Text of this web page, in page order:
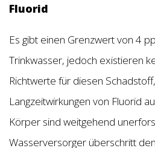
Fluorid
Es gibt einen Grenzwert von 4
Trinkwasser, jedoch existieren
Richtwerte für diesen
Langzeitwirkungen von Fluorid
Körper sind weitgehend
Wasserversorger überschritt